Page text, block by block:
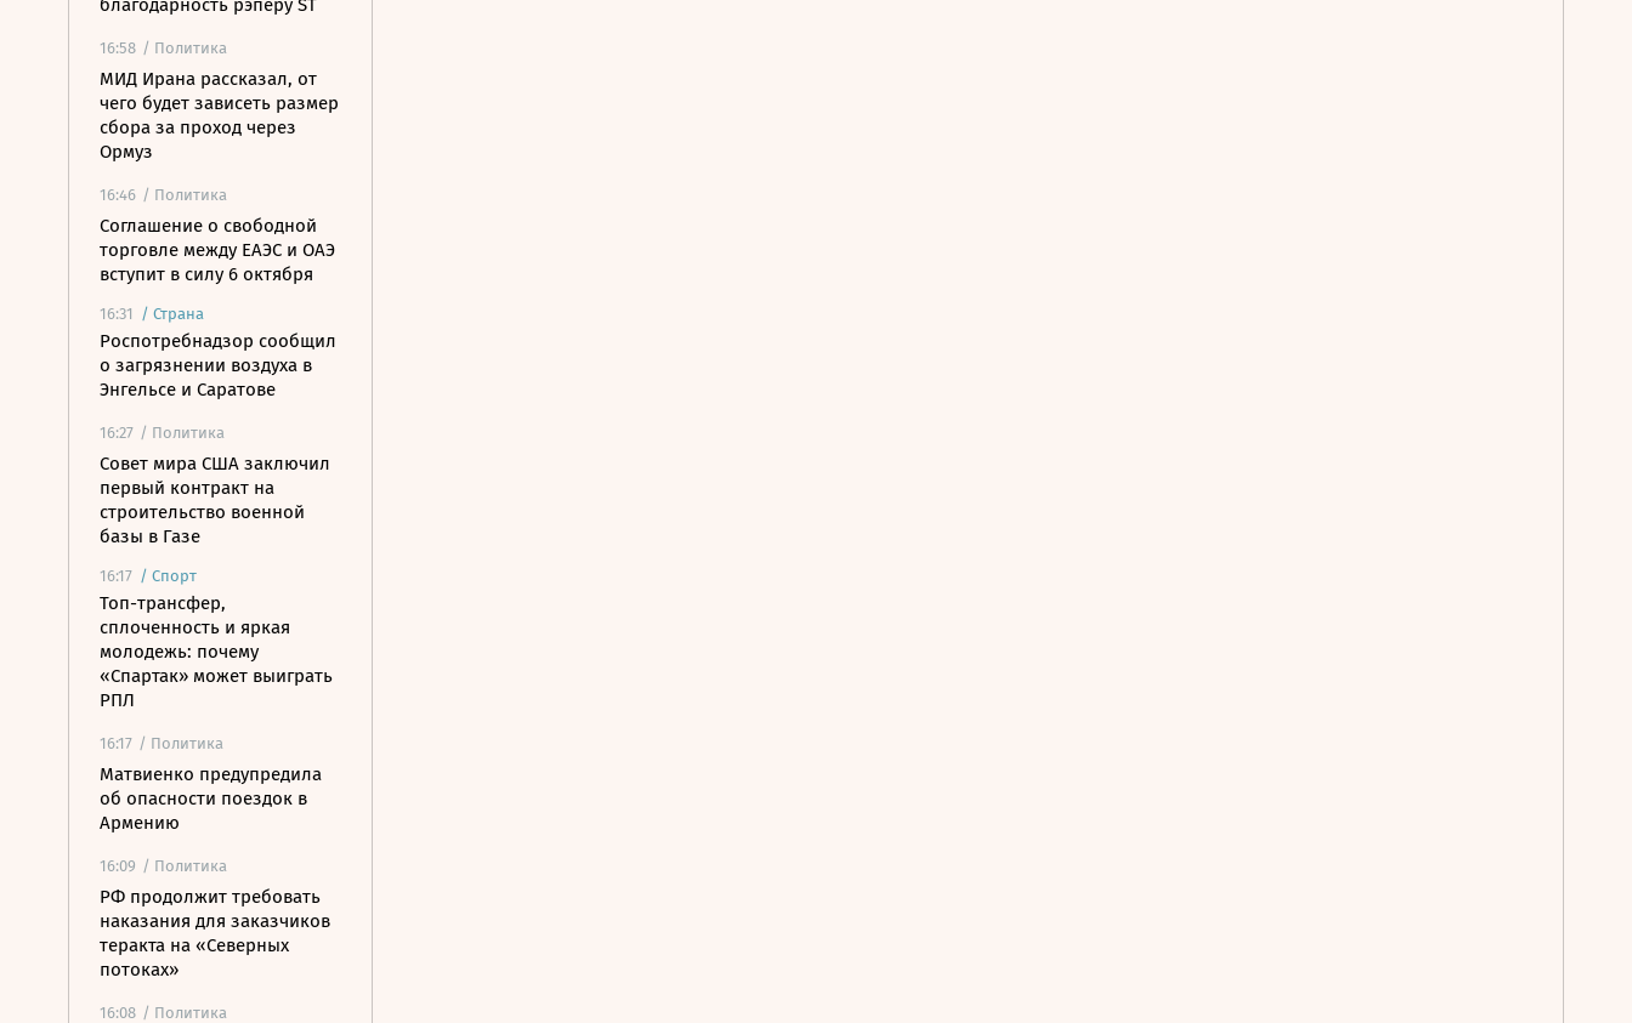
благодарность рэперу ST
16:58 / Политика
МИД Ирана рассказал, от
чего будет зависеть размер
сбора за проход через
Ормуз
16:46 / Политика
Соглашение о свободной
торговле между ЕАЭС и ОАЭ
вступит в силу 6 октября
16:31 / Страна
Роспотребнадзор сообщил
о загрязнении воздуха в
Энгельсе и Саратове
16:27 / Политика
Совет мира США заключил
первый контракт на
строительство военной
базы в Газе
16:17 / Спорт
Топ-трансфер,
сплоченность и яркая
молодежь: почему
«Спартак» может выиграть
РПЛ
16:17 / Политика
Матвиенко предупредила
об опасности поездок в
Армению
16:09 / Политика
РФ продолжит требовать
наказания для заказчиков
теракта на «Северных
потоках»
16:08 / Политика